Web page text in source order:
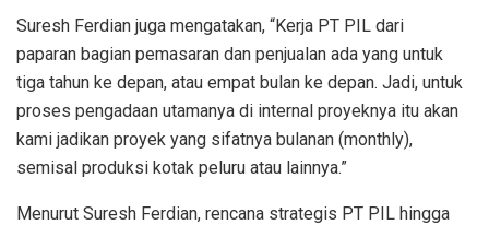
Suresh Ferdian juga mengatakan, “Kerja PT PIL dari
paparan bagian pemasaran dan penjualan ada yang untuk
tiga tahun ke depan, atau empat bulan ke depan. Jadi, untuk
proses pengadaan utamanya di internal proyeknya itu akan
kami jadikan proyek yang sifatnya bulanan (monthly),
semisal produksi kotak peluru atau lainnya.”
Menurut Suresh Ferdian, rencana strategis PT PIL hingga